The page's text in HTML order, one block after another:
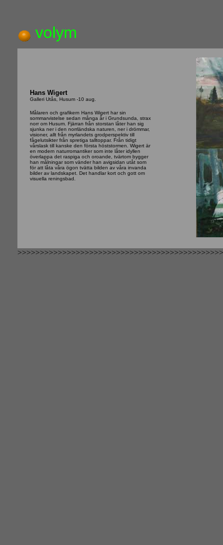
volym
Hans Wigert
Galleri Utås, Husum -10 aug.
Målaren och grafikern Hans Wigert har sin
sommarvistelse sedan många år i Grundsunda, strax
norr om Husum. Fjärran från storstan låter han sig
sjunka ner i den norrländska naturen, ner i drömmar,
visioner, allt från myrlandets grodperspektiv till
fågelutsikter från spretiga talltoppar. Från tidigt
vårslask till kanske den första höststormen. Wigert är
en modern naturromantiker som inte låter idyllen
överlappa det raspiga och oroande, tvärtom bygger
han målningar som vänder han avigsidan utåt som
för att låta våra ögon tvätta bilden av våra invanda
bilder av landskapet. Det handlar kort och gott om
visuella reningsbad.